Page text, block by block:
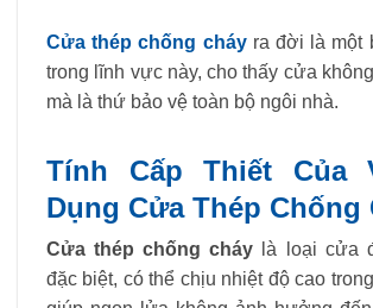
Cửa thép chống cháyra đời là một
trong lĩnh vực này, cho thấy cửa
mà là thứ bảo vệ toàn bộ ngôi nhà.
Tính Cấp Thiết Của
Dụng Cửa Thép Chống
Cửa thép chống cháy là loại cửa
đặc biệt, có thể chịu nhiệt độ cao